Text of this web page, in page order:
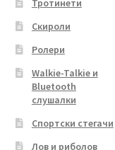
Тротинети
Скироли
Ролери
Walkie-Talkie и
Bluetooth
слушалки
Спортски стегачи
Лов и риболов